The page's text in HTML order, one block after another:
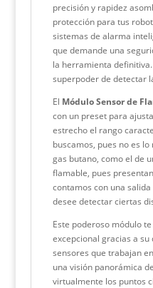
precisión y rapidez
protección para tus
sistemas de alarma
que demande una
la herramienta
superpoder de detectar
El Módulo Sensor de
con un preset para
estrecho el rango
buscamos, pues no es
gas butano, como el de
flamable, pues
contamos con una
desee detectar ciertas
Este poderoso módulo
excepcional gracias a
sensores que trabajan
una visión panorámica
virtualmente los puntos